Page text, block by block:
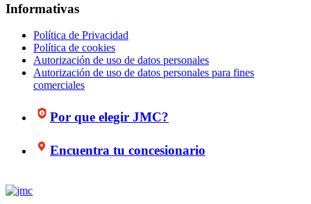
Informativas
Política de Privacidad
Política de cookies
Autorización de uso de datos personales
Autorización de uso de datos personales para fines
comerciales
Por que elegir JMC?
Encuentra tu concesionario